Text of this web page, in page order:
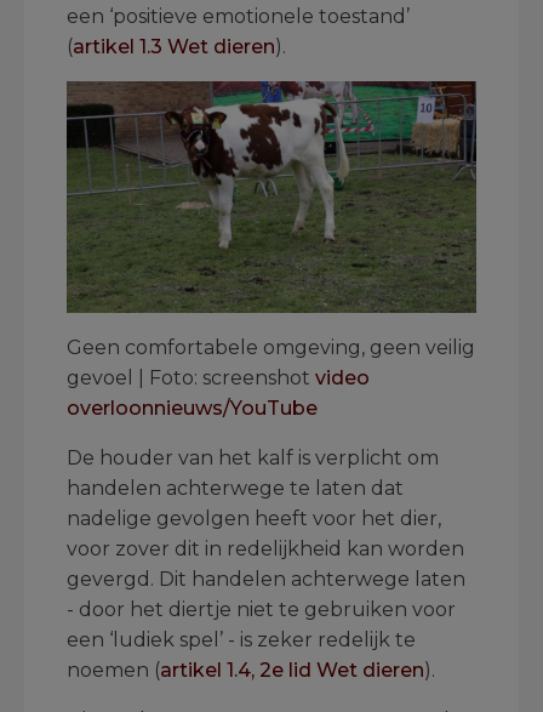
een ‘positieve emotionele toestand’
(artikel 1.3 Wet dieren).
Geen comfortabele omgeving, geen veilig
gevoel | Foto: screenshot video
overloonnieuws/YouTube
De houder van het kalf is verplicht om
handelen achterwege te laten dat
nadelige gevolgen heeft voor het dier,
voor zover dit in redelijkheid kan worden
gevergd. Dit handelen achterwege laten
- door het diertje niet te gebruiken voor
een ‘ludiek spel’ - is zeker redelijk te
noemen (artikel 1.4, 2e lid Wet dieren).